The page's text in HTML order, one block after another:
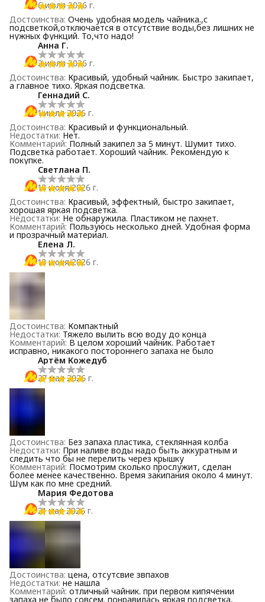
6 июля 2026 г.
Достоинства: Очень удобная модель чайника.,с
подсветкой,отключается в отсутствие воды,без лишних не
нужных функций. То,что надо!
Анна Г.
2 июля 2026 г.
Достоинства: Красивый, удобный чайник. Быстро закипает,
а главное тихо. Яркая подсветка.
Геннадий С.
1 июля 2026 г.
Достоинства: Красивый и функциональный.
Недостатки: Нет.
Комментарий: Полный закипел за 5 минут. Шумит тихо.
Подсветка работает. Хороший чайник. Рекомендую к
покупке.
Светлана П.
13 июня 2026 г.
Достоинства: Красивый, эффектный, быстро закипает,
хорошая яркая подсветка.
Недостатки: Не обнаружила. Пластиком не пахнет.
Комментарий: Пользуюсь несколько дней. Удобная форма
и прозрачный материал.
Елена Л.
13 июня 2026 г.
Достоинства: Компактный
Недостатки: Тяжело вылить всю воду до конца
Комментарий: В целом хороший чайник. Работает
исправно, никакого постороннего запаха не было
Артём Кожедуб
27 мая 2026 г.
Достоинства: Без запаха пластика, стеклянная колба
Недостатки: При наливе воды надо быть аккуратным и
следить что бы не перелить через крышку
Комментарий: Посмотрим сколько прослужит, сделан
более менее качественно. Время закипания около 4 минут.
Шум как по мне средний.
Мария Федотова
21 мая 2026 г.
Достоинства: цена, отсутсвие звпахов
Недостатки: не нашла
Комментарий: отличный чайник. при первом кипячении
запаха не было совсем. понравилась яркая подсветка,